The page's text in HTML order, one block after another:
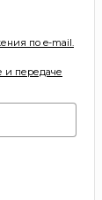
по e-mail.
и передаче